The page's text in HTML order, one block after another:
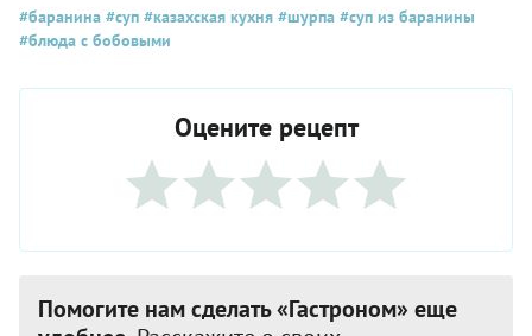
#баранина #суп #казахская кухня #шурпа #суп из баранины
#блюда с бобовыми
Оцените рецепт
Помогите нам сделать «Гастроном» еще